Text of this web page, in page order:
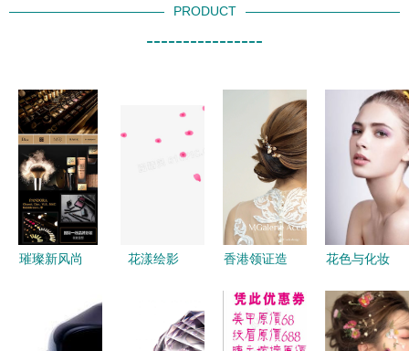
PRODUCT
----------------
璀璨新风尚
明星同款新
娘跟妆套系
花漾绘影
唯美碎花邂
逅灵动化妆
香港领证造
Emily新娘
化妆师的独
花色与化妆
融合